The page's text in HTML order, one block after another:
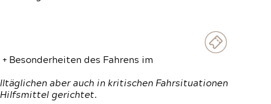
Besonderheiten des Fahrens im
aber auch in kritischen Fahrsituationen
Hilfsmittel gerichtet.